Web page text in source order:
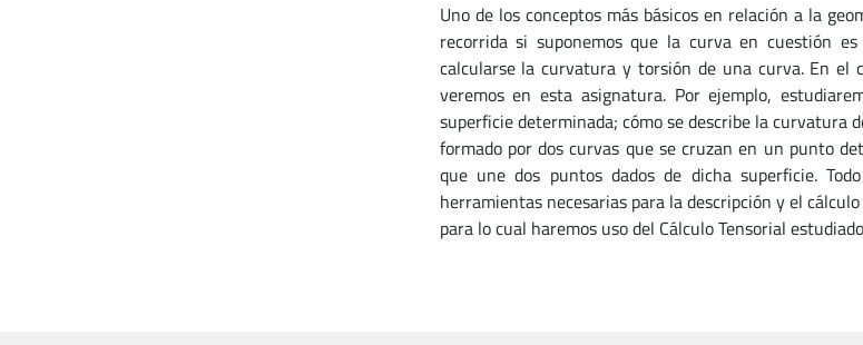
Uno de los conceptos más básicos en relación a la
recorrida si suponemos que la curva en cuestión
calcularse la curvatura y torsión de una curva. En el
veremos en esta asignatura. Por ejemplo,
superficie determinada; cómo se describe la curvatura
formado por dos curvas que se cruzan en un punto
que une dos puntos dados de dicha superficie.
herramientas necesarias para la descripción y el
para lo cual haremos uso del Cálculo Tensorial